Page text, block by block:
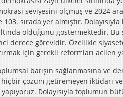
seviyesini ölçmüş ve 2024
sırada yer almıştır.
olduğunu göstermektedir. Bu
derece görevidir. Özellikle
için gerekli reformları acilen
barışın sağlanmasına ve
çözüm getiremeyen iktidarı
Dolayısıyla toplumun